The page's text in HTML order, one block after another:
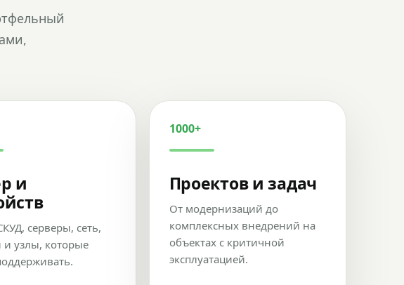
и
серверы, сеть,
и узлы, которые
1000+
Проектов и задач
От модернизаций до
комплексных внедрений на
объектах с критичной
эксплуатацией.